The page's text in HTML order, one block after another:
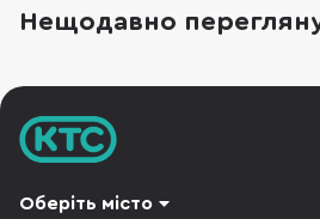
думати щодня. JBL
до другої категорії.
Нещодавно
Оберіть місто